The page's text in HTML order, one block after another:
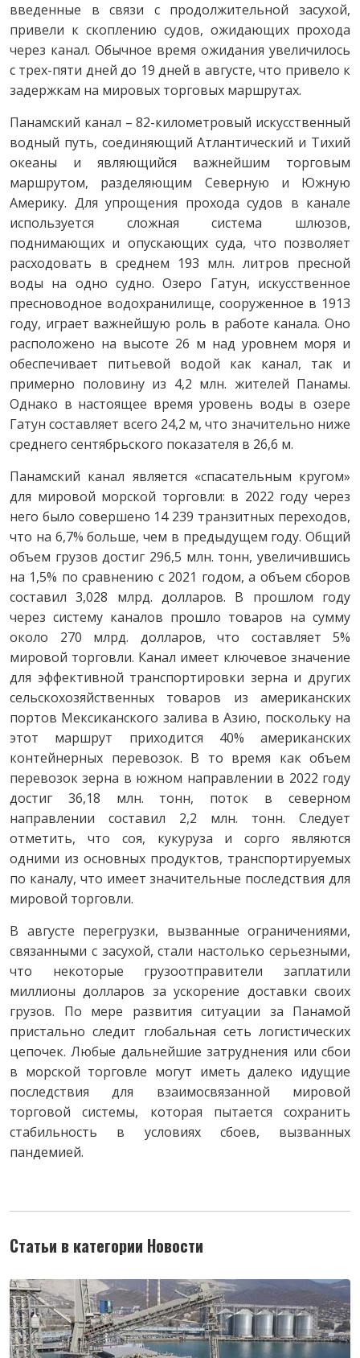
введенные в связи с продолжительной засухой,
привели к скоплению судов, ожидающих прохода
через канал. Обычное время ожидания увеличилось
с трех-пяти дней до 19 дней в августе, что привело к
задержкам на мировых торговых маршрутах.
Панамский канал – 82-километровый искусственный
водный путь, соединяющий Атлантический и Тихий
океаны и являющийся важнейшим торговым
маршрутом, разделяющим Северную и Южную
Америку. Для упрощения прохода судов в канале
используется сложная система шлюзов,
поднимающих и опускающих суда, что позволяет
расходовать в среднем 193 млн. литров пресной
воды на одно судно. Озеро Гатун, искусственное
пресноводное водохранилище, сооруженное в 1913
году, играет важнейшую роль в работе канала. Оно
расположено на высоте 26 м над уровнем моря и
обеспечивает питьевой водой как канал, так и
примерно половину из 4,2 млн. жителей Панамы.
Однако в настоящее время уровень воды в озере
Гатун составляет всего 24,2 м, что значительно ниже
среднего сентябрьского показателя в 26,6 м.
Панамский канал является «спасательным кругом»
для мировой морской торговли: в 2022 году через
него было совершено 14 239 транзитных переходов,
что на 6,7% больше, чем в предыдущем году. Общий
объем грузов достиг 296,5 млн. тонн, увеличившись
на 1,5% по сравнению с 2021 годом, а объем сборов
составил 3,028 млрд. долларов. В прошлом году
через систему каналов прошло товаров на сумму
около 270 млрд. долларов, что составляет 5%
мировой торговли. Канал имеет ключевое значение
для эффективной транспортировки зерна и других
сельскохозяйственных товаров из американских
портов Мексиканского залива в Азию, поскольку на
этот маршрут приходится 40% американских
контейнерных перевозок. В то время как объем
перевозок зерна в южном направлении в 2022 году
достиг 36,18 млн. тонн, поток в северном
направлении составил 2,2 млн. тонн. Следует
отметить, что соя, кукуруза и сорго являются
одними из основных продуктов, транспортируемых
по каналу, что имеет значительные последствия для
мировой торговли.
В августе перегрузки, вызванные ограничениями,
связанными с засухой, стали настолько серьезными,
что некоторые грузоотправители заплатили
миллионы долларов за ускорение доставки своих
грузов. По мере развития ситуации за Панамой
пристально следит глобальная сеть логистических
цепочек. Любые дальнейшие затруднения или сбои
в морской торговле могут иметь далеко идущие
последствия для взаимосвязанной мировой
торговой системы, которая пытается сохранить
стабильность в условиях сбоев, вызванных
пандемией.
Статьи в категории Новости